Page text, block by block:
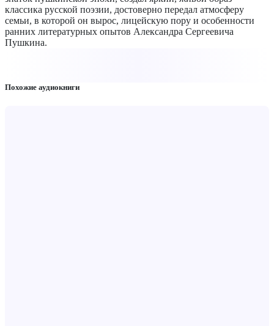
классика русской поэзии, достоверно передал атмосферу
семьи, в которой он вырос, лицейскую пору и особенности
ранних литературных опытов Александра Сергеевича
Пушкина.
Похожие аудиокниги